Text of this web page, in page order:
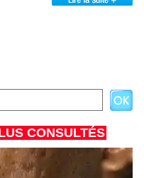
CONSULTÉS